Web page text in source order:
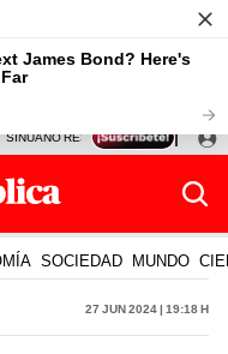
SINUANO RESULTADOS HOY
SOCIEDAD MUNDO
27 Jun 2024 | 19:18 h